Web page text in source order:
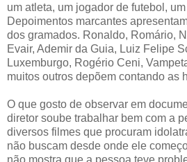
um atleta, um jogador de futebol,
Depoimentos marcantes
dos gramados. Ronaldo, Romário,
Evair, Ademir da Guia, Luiz Felipe
Luxemburgo, Rogério Ceni,
muitos outros depõem contando as
O que gosto de observar em
diretor soube trabalhar bem com a
diversos filmes que procuram
não buscam desde onde ele
não mostra que a pessoa teve